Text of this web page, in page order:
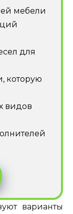
мебели
для
которую
видов
варианты